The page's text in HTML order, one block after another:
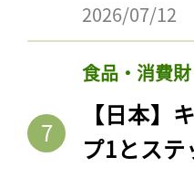
2026/07/12
食品・消費
【日本】
プ1とス